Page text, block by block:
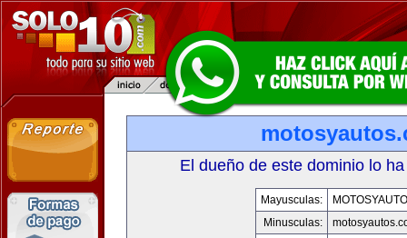
El dueño de este dominio lo
Mayusculas:
Minusculas: